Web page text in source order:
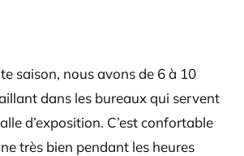
saison, nous avons de 6 à 10
dans les bureaux qui servent
d’exposition. C’est confortable
très bien pendant les heures